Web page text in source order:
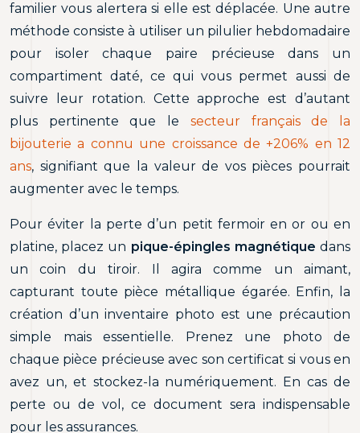
familier vous alertera si elle est déplacée. Une autre
méthode consiste à utiliser un pilulier hebdomadaire
pour isoler chaque paire précieuse dans un
compartiment daté, ce qui vous permet aussi de
suivre leur rotation. Cette approche est d’autant
plus pertinente que le secteur français de la
bijouterie a connu une croissance de +206% en 12
ans, signifiant que la valeur de vos pièces pourrait
augmenter avec le temps.
Pour éviter la perte d’un petit fermoir en or ou en
platine, placez un pique-épingles magnétique dans
un coin du tiroir. Il agira comme un aimant,
capturant toute pièce métallique égarée. Enfin, la
création d’un inventaire photo est une précaution
simple mais essentielle. Prenez une photo de
chaque pièce précieuse avec son certificat si vous en
avez un, et stockez-la numériquement. En cas de
perte ou de vol, ce document sera indispensable
pour les assurances.